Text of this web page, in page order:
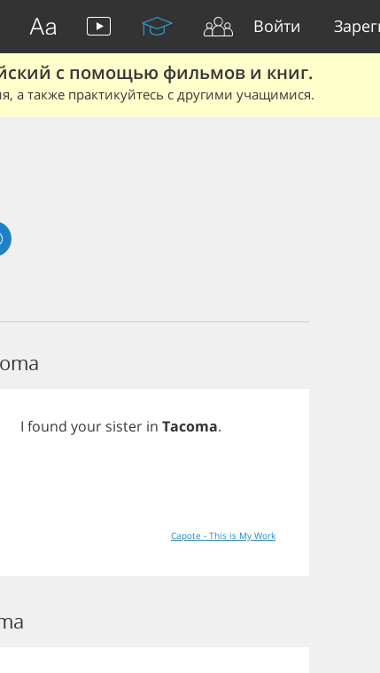
Войти
с помощью фильмов и книг.
а также практикуйтесь с другими учащимися.
I found your sister in Tacoma.
Capote - This is My Work